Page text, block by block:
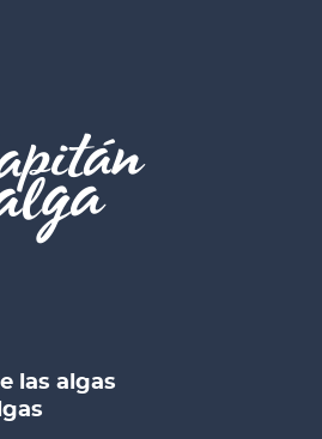
las algas